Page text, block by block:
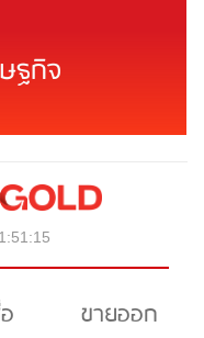
ฐกิจ
ขายออก